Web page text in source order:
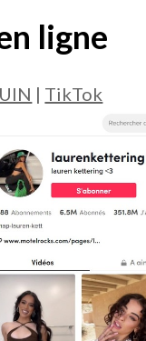
ligne
| TikTok